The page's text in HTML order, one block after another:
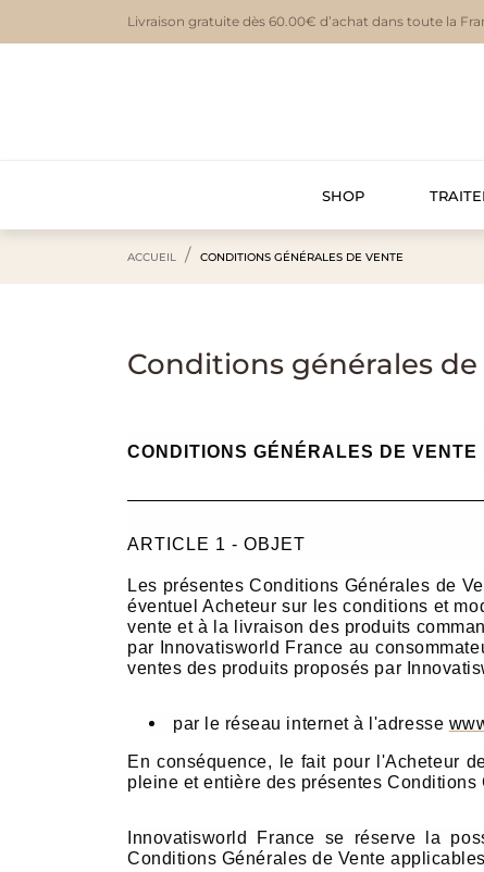
Livraison gratuite dès 60.00€ d’achat dans toute la
SHOP
ACCUEIL CONDITIONS GÉNÉRALES DE VENTE
Conditions générales
CONDITIONS GÉNÉRALES DE VENTE
ARTICLE 1 - OBJET
Les présentes Conditions Générales de
éventuel Acheteur sur les conditions et
vente et à la livraison des produits
par Innovatisworld France au
ventes des produits proposés par
par le réseau internet à l'adresse
En conséquence, le fait pour l'Acheteur
pleine et entière des présentes
Innovatisworld France se réserve la
Conditions Générales de Vente